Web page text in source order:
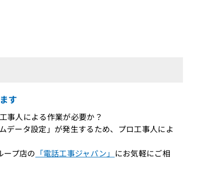
す
事人による作業が必要か？
ータ設定」が発生するため、プロ工事人によ
ープ店の 「電話工事ジャパン」 にお気軽にご相